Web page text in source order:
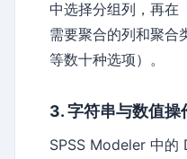
中选择分组列，再在
需要聚合的列和聚合
等数十种选项）。
3. 字符串与数值操
SPSS Modeler 中的